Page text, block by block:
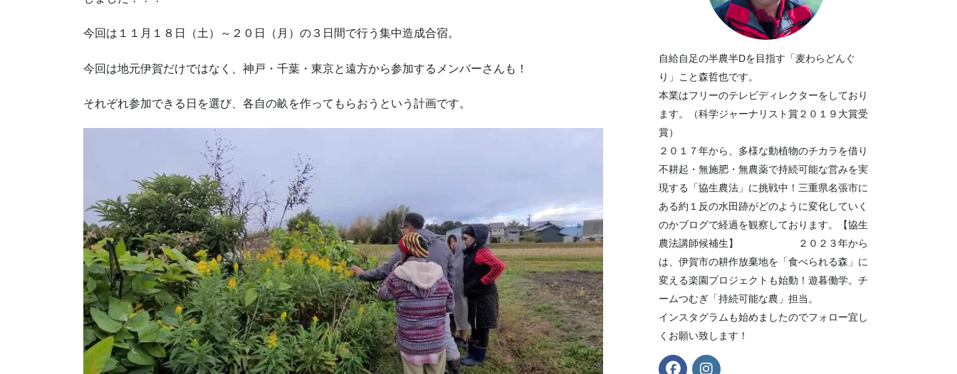
今回は１１月１８日（土）～２０日（月）の３日間で行う集中造成合宿。
今回は地元伊賀だけではなく、神戸・千葉・東京と遠方から参加するメンバーさんも！
それぞれ参加できる日を選び、各自の畝を作ってもらおうという計画です。
自給自足の半農半Dを目指す「麦わらどんぐ
り」こと森哲也です。
本業はフリーのテレビディレクターをしており
ます。（科学ジャーナリスト賞２０１９大賞受
賞）
２０１７年から、多様な動植物のチカラを借り
不耕起・無施肥・無農薬で持続可能な営みを実
現する「協生農法」に挑戦中！三重県名張市に
ある約１反の水田跡がどのように変化していく
のかブログで経過を観察しております。【協生
農法講師候補生】 ２０２３年から
は、伊賀市の耕作放棄地を「食べられる森」に
変える楽園プロジェクトも始動！遊暮働学。チ
ームつむぎ「持続可能な農」担当。
インスタグラムも始めましたのでフォロー宜し
くお願い致します！